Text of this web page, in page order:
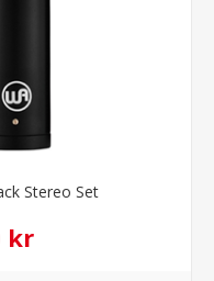
Stereo Set
kr